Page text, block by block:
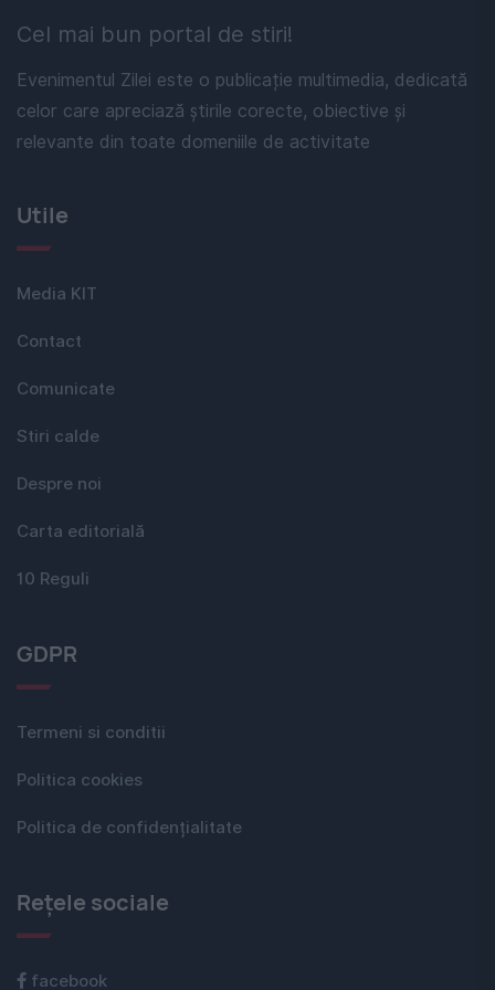
Cel mai bun portal de stiri!
Evenimentul Zilei este o publicație multimedia, dedicată
celor care apreciază știrile corecte, obiective și
relevante din toate domeniile de activitate
Utile
Media KIT
Contact
Comunicate
Stiri calde
Despre noi
Carta editorială
10 Reguli
GDPR
Termeni si conditii
Politica cookies
Politica de confidențialitate
Rețele sociale
facebook